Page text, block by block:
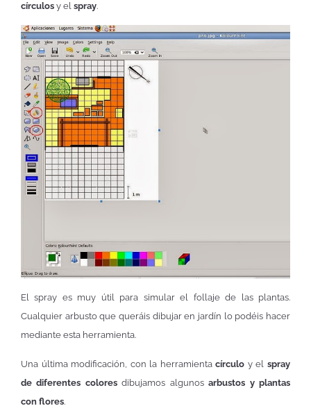
círculos y el spray.
El spray es muy útil para simular el follaje de las plantas.
Cualquier arbusto que queráis dibujar en jardín lo podéis hacer
mediante esta herramienta.
Una última modificación, con la herramientacírculo y elspray
de diferentes coloresdibujamos algunosarbustos y plantas
con flores.